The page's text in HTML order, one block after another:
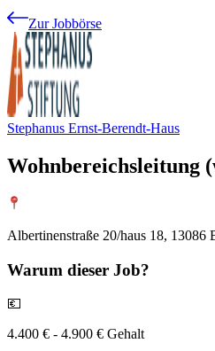
Zur Jobbörse
Stephanus Ernst-Berendt-Haus
Wohnbereichsleitung
Albertinenstraße 20/haus 18, 13086
Warum dieser Job?
💶
4.400 € - 4.900 € Gehalt